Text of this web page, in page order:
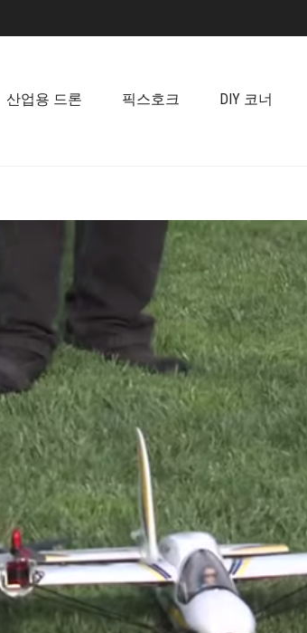
산업용 드론 픽스호크 DIY 코너